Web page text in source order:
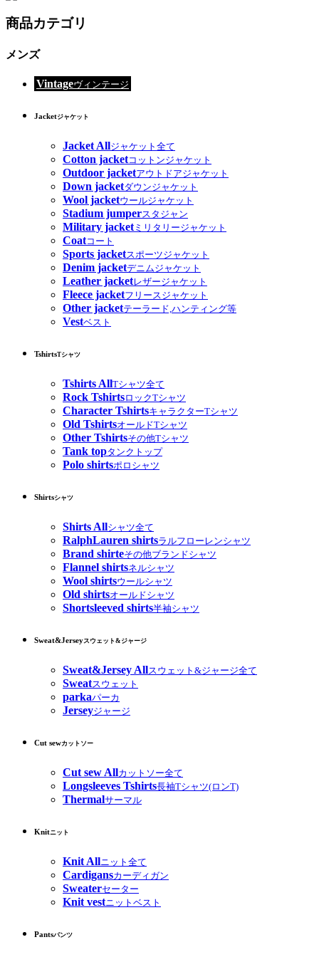
商品カテゴリ
メンズ
Vintageヴィンテージ
Jacketジャケット
Jacket Allジャケット全て
Cotton jacketコットンジャケット
Outdoor jacketアウトドアジャケット
Down jacketダウンジャケット
Wool jacketウールジャケット
Stadium jumperスタジャン
Military jacketミリタリージャケット
Coatコート
Sports jacketスポーツジャケット
Denim jacketデニムジャケット
Leather jacketレザージャケット
Fleece jacketフリースジャケット
Other jacketテーラード,ハンティング等
Vestベスト
TshirtsTシャツ
Tshirts AllTシャツ全て
Rock TshirtsロックTシャツ
Character TshirtsキャラクターTシャツ
Old TshirtsオールドTシャツ
Other Tshirtsその他Tシャツ
Tank topタンクトップ
Polo shirtsポロシャツ
Shirtsシャツ
Shirts Allシャツ全て
RalphLauren shirtsラルフローレンシャツ
Brand shirteその他ブランドシャツ
Flannel shirtsネルシャツ
Wool shirtsウールシャツ
Old shirtsオールドシャツ
Shortsleeved shirts半袖シャツ
Sweat&Jerseyスウェット&ジャージ
Sweat&Jersey Allスウェット&ジャージ全て
Sweatスウェット
parkaパーカ
Jerseyジャージ
Cut sewカットソー
Cut sew Allカットソー全て
Longsleeves Tshirts長袖Tシャツ(ロンT)
Thermalサーマル
Knitニット
Knit Allニット全て
Cardigansカーディガン
Sweaterセーター
Knit vestニットベスト
Pantsパンツ